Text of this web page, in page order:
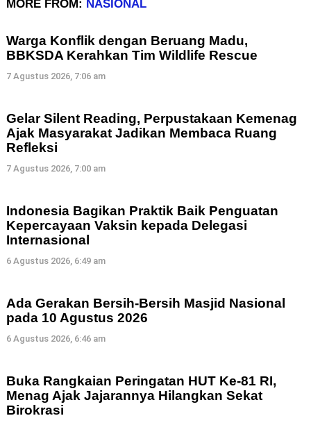
MORE FROM: NASIONAL
Warga Konflik dengan Beruang Madu,
BBKSDA Kerahkan Tim Wildlife Rescue
7 Agustus 2026, 7:06 am
Gelar Silent Reading, Perpustakaan Kemenag
Ajak Masyarakat Jadikan Membaca Ruang
Refleksi
7 Agustus 2026, 7:00 am
Indonesia Bagikan Praktik Baik Penguatan
Kepercayaan Vaksin kepada Delegasi
Internasional
6 Agustus 2026, 6:49 am
Ada Gerakan Bersih-Bersih Masjid Nasional
pada 10 Agustus 2026
6 Agustus 2026, 6:46 am
Buka Rangkaian Peringatan HUT Ke-81 RI,
Menag Ajak Jajarannya Hilangkan Sekat
Birokrasi